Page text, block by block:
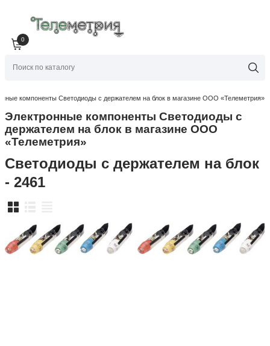
0
компоненты Светодиоды с держателем на блок в магазине ООО «Телеметрия»
Электронные компоненты Светодиоды с
держателем на блок в магазине ООО
«Телеметрия»
Светодиоды с держателем на блок
- 2461